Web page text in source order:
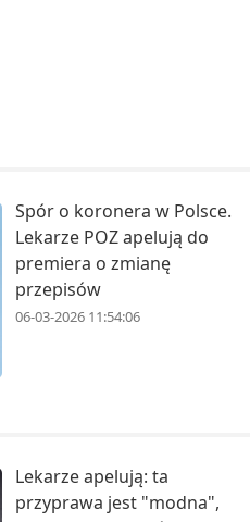
Spór o koronera w Polsce.
Lekarze POZ apelują do
premiera o zmianę
przepisów
06-03-2026 11:54:06
Lekarze apelują: ta
przyprawa jest "modna",